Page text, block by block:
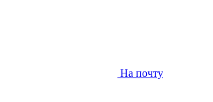
На почту